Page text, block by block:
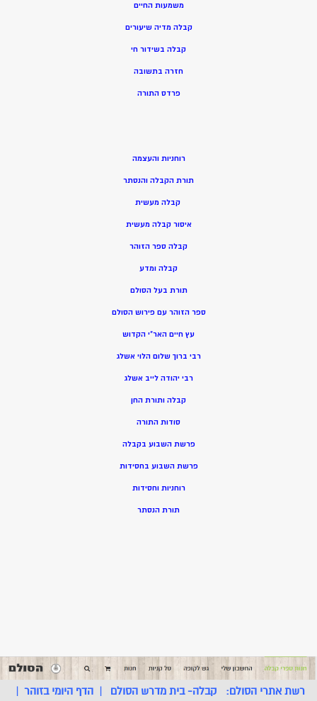
משמעות החיים
קבלה מדיה שיעורים
קבלה בשידור חי
חזרה בתשובה
פרדס התורה
רוחניות והעצמה
תורת הקבלה והנסתר
קבלה מעשית
איסור קבלה מעשית
קבלה ספר הזוהר
קבלה ומדע
תורת בעל הסולם
ספר הזוהר עם פירוש הסולם
עץ חיים האר”י הקדוש
רבי ברוך שלום הלוי אשלג
רבי יהודה לייב אשלג
קבלה ותורת החן
סודות התורה
פרשת השבוע בקבלה
פרשת השבוע בחסידות
רוחניות וחסידות
תורת הנסתר
רשת אתרי הסולם: קבלה- בית מדרש הסולם |הדף היומי בזוהר |